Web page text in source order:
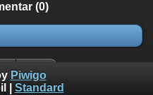
(0)
Piwigo
Standard